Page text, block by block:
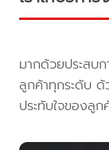
มากด้วยประสบ
ลูกค้าทุกระดับ
ประทับใจของลูก